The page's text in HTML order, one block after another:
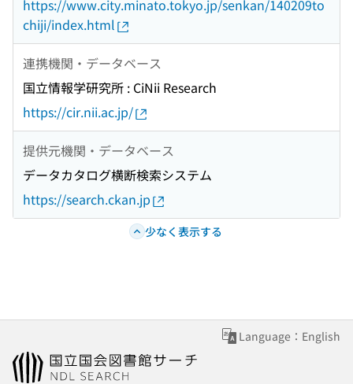
https://www.city.minato.tokyo.jp/senkan/140209to
chiji/index.html
連携機関・データベース
国立情報学研究所 : CiNii Research
https://cir.nii.ac.jp/
提供元機関・データベース
データカタログ横断検索システム
https://search.ckan.jp
少なく表示する
Language：English